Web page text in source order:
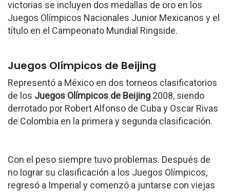
victorias se incluyen dos medallas de oro en los
Juegos Olímpicos Nacionales Junior Mexicanos y el
título en el Campeonato Mundial Ringside.
Juegos Olímpicos de Beijing
Representó a México en dos torneos clasificatorios
de los Juegos Olímpicos de Beijing 2008, siendo
derrotado por Robert Alfonso de Cuba y Oscar Rivas
de Colombia en la primera y segunda clasificación.
Con el peso siempre tuvo problemas. Después de
no lograr su clasificación a los Juegos Olímpicos,
regresó a Imperial y comenzó a juntarse con viejas